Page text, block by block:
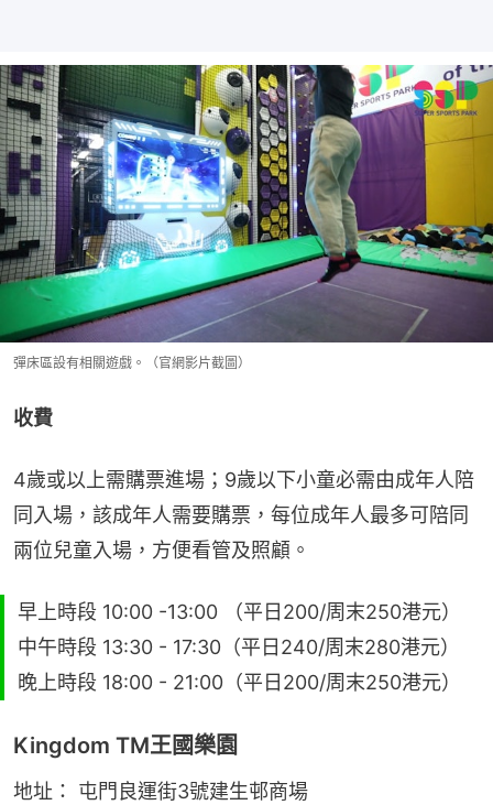
彈床區設有相關遊戲。（官網影片截圖）
收費
4歲或以上需購票進場；9歲以下小童必需由成年人陪
同入場，該成年人需要購票，每位成年人最多可陪同
兩位兒童入場，方便看管及照顧。
早上時段 10:00 -13:00 （平日200/周末250港元）
中午時段 13:30 - 17:30（平日240/周末280港元）
晚上時段 18:00 - 21:00（平日200/周末250港元）
Kingdom TM王國樂園
地址： 屯門良運街3號建生邨商場